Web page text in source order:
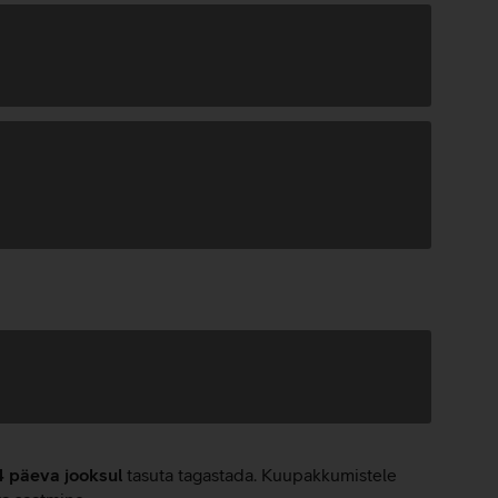
päeva jooksul tasuta tagastada. Kuupakkumistele